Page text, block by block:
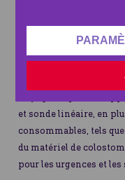
À la suite de l'escalade
aide à l’hôpital
906 habitants.
nécessité,
et sonde linéaire, en
consommables, tels
du matériel de
pour les urgences et